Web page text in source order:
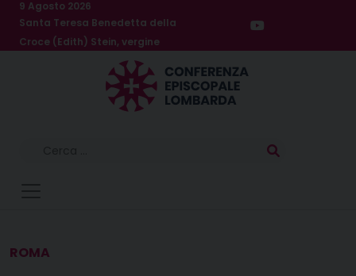
Skip
content
9 Agosto 2026
Santa Teresa Benedetta della
Croce (Edith) Stein, vergine
ROMA